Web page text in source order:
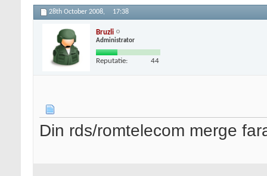
28th October 2008, 17:38
Bruzli
Administrator
Reputatie: 44
Din rds/romtelecom merge